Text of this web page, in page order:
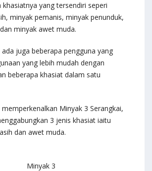
khasiatnya yang tersendiri seperi
minyak pemanis, minyak penunduk,
minyak awet muda.
juga beberapa pengguna yang
yang lebih mudah dengan
beberapa khasiat dalam satu
memperkenalkan Minyak 3 Serangkai,
3 jenis khasiat iaitu
dan awet muda.
Minyak 3